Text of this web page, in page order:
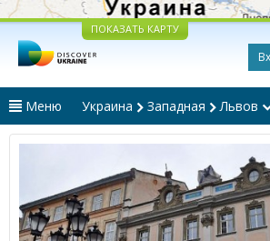
ПОКАЗАТЬ КАРТУ
Меню Украина Западная Львов